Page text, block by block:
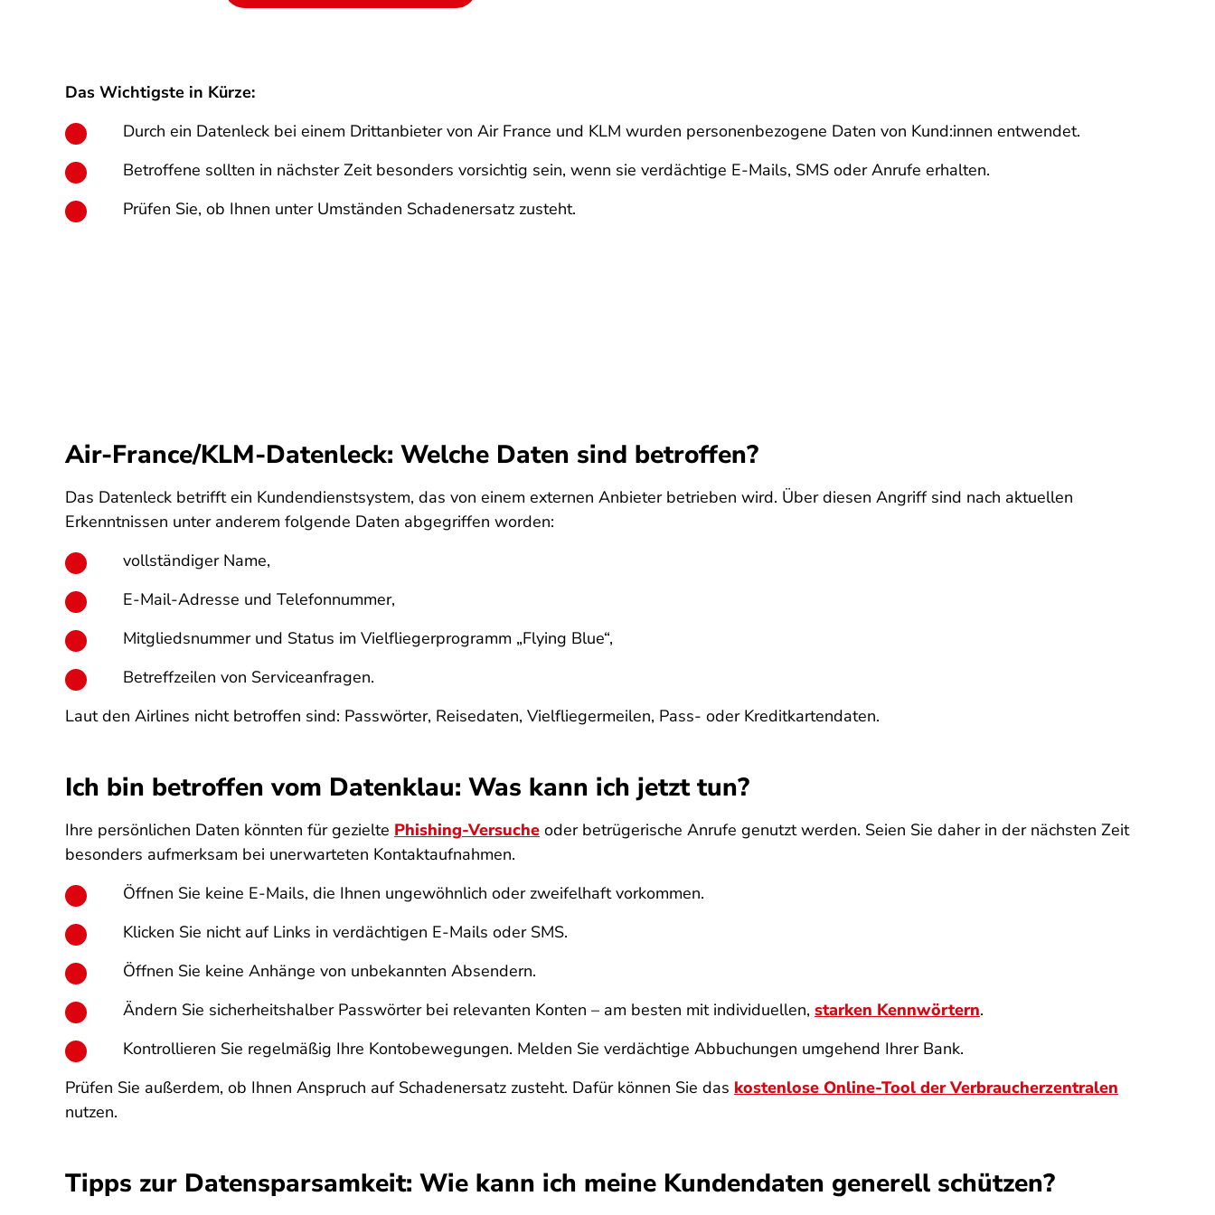
Das Wichtigste in Kürze:
Durch ein Datenleck bei einem Drittanbieter von Air France und KLM wurden personenbezogene Daten von Kund:innen entwendet.
Betroffene sollten in nächster Zeit besonders vorsichtig sein, wenn sie verdächtige E-Mails, SMS oder Anrufe erhalten.
Prüfen Sie, ob Ihnen unter Umständen Schadenersatz zusteht.
Air-France/KLM-Datenleck: Welche Daten sind betroffen?
Das Datenleck betrifft ein Kundendienstsystem, das von einem externen Anbieter betrieben wird. Über diesen Angriff sind nach aktuellen
Erkenntnissen unter anderem folgende Daten abgegriffen worden:
vollständiger Name,
E-Mail-Adresse und Telefonnummer,
Mitgliedsnummer und Status im Vielfliegerprogramm „Flying Blue“,
Betreffzeilen von Serviceanfragen.
Laut den Airlines nicht betroffen sind: Passwörter, Reisedaten, Vielfliegermeilen, Pass- oder Kreditkartendaten.
Ich bin betroffen vom Datenklau: Was kann ich jetzt tun?
Ihre persönlichen Daten könnten für gezielte Phishing-Versuche oder betrügerische Anrufe genutzt werden. Seien Sie daher in der nächsten Zeit
besonders aufmerksam bei unerwarteten Kontaktaufnahmen.
Öffnen Sie keine E-Mails, die Ihnen ungewöhnlich oder zweifelhaft vorkommen.
Klicken Sie nicht auf Links in verdächtigen E-Mails oder SMS.
Öffnen Sie keine Anhänge von unbekannten Absendern.
Ändern Sie sicherheitshalber Passwörter bei relevanten Konten – am besten mit individuellen, starken Kennwörtern.
Kontrollieren Sie regelmäßig Ihre Kontobewegungen. Melden Sie verdächtige Abbuchungen umgehend Ihrer Bank.
Prüfen Sie außerdem, ob Ihnen Anspruch auf Schadenersatz zusteht. Dafür können Sie das kostenlose Online-Tool der Verbraucherzentralen
nutzen.
Tipps zur Datensparsamkeit: Wie kann ich meine Kundendaten generell schützen?